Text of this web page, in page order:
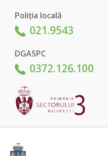
Poliția locală
021.9543
DGASPC
0372.126.100